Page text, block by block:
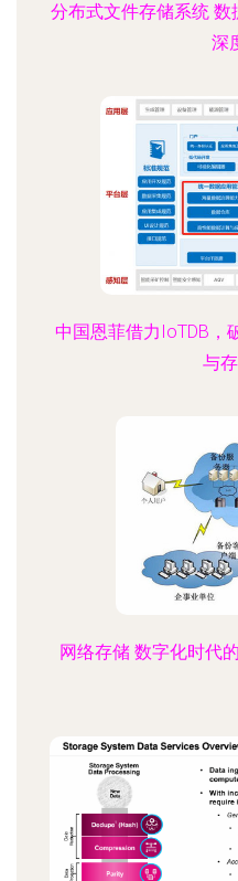
分布式文件存储系统
深
中国恩菲借力IoTDB，
与
网络存储 数字化时代